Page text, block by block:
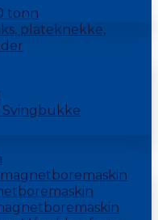
tonn
plateknekke,